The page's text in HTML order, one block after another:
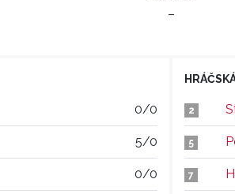
–
0/0
5/0
0/0
2
5
7